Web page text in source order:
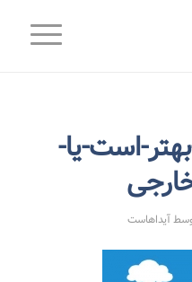
است-یا-
آیداهاست